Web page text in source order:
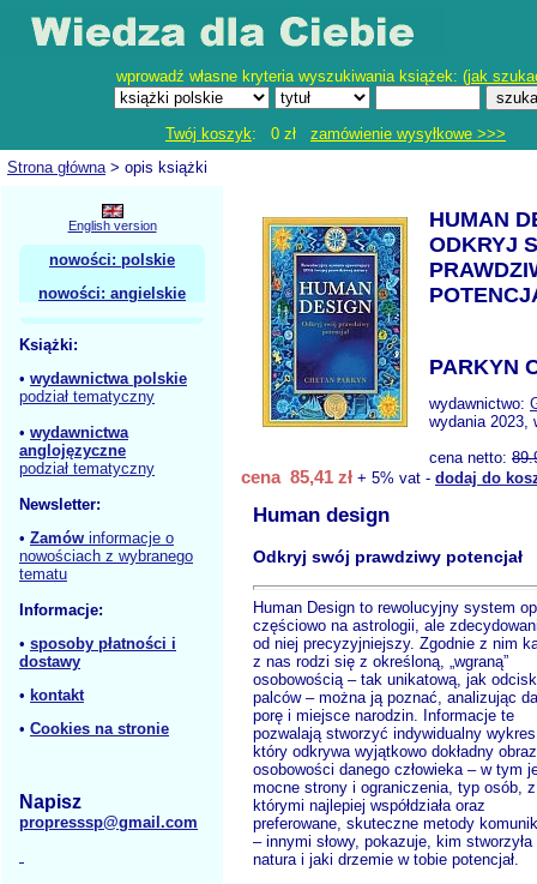
wprowadź własne kryteria wyszukiwania książek: (jak
Twój koszyk: 0 zł zamówienie wysyłkowe >>>
Strona główna> opis książki
English version
nowości: polskie
nowości: angielskie
Książki:
• wydawnictwa polskie
podział tematyczny
• wydawnictwa
anglojęzyczne
podział tematyczny
Newsletter:
• Zamów informacje o
nowościach z wybranego
tematu
Informacje:
• sposoby płatności i
dostawy
• kontakt
• Cookies na stronie
Napisz
propresssp@gmail.com
HUMAN
ODKRYJ
PARKYN
wydawnictwo:
wydania 2023,
cena netto:
cena 85,41 zł + 5% vat - dodaj do
Human design
Odkryj swój prawdziwy potencjał
Human Design to rewolucyjny system
częściowo na astrologii, ale
od niej precyzyjniejszy. Zgodnie z nim
z nas rodzi się z określoną, „wgraną”
osobowością – tak unikatową, jak
palców – można ją poznać, analizując
porę i miejsce narodzin. Informacje te
pozwalają stworzyć indywidualny
który odkrywa wyjątkowo dokładny obraz
osobowości danego człowieka – w tym
mocne strony i ograniczenia, typ osób, z
którymi najlepiej współdziała oraz
preferowane, skuteczne metody
– innymi słowy, pokazuje, kim stworzyła
natura i jaki drzemie w tobie potencjał.